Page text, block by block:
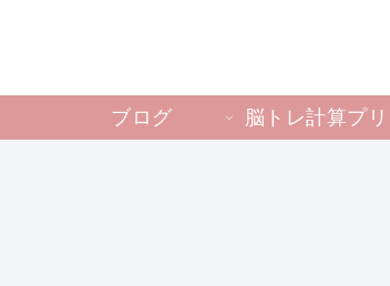
ブログ 脳トレ計算プリ